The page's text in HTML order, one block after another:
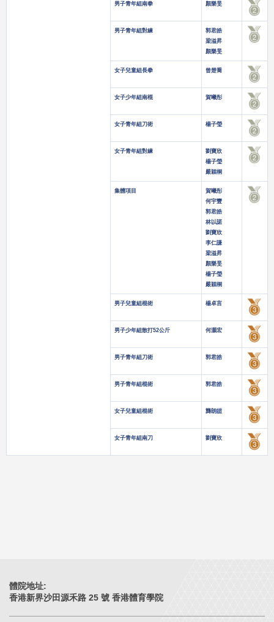
男子青年組南拳 顏樂旻
男子青年組對練
郭君皓
梁溢昇
顏樂旻
女子兒童組長拳 曾楚喬
女子少年組南棍 賀曦彤
女子青年組刀術 楊子瑩
女子青年組對練
劉寶欣
楊子瑩
嚴穎桐
集體項目
賀曦彤
何宇豐
郭君皓
林以諾
劉寶欣
李仁謙
梁溢昇
顏樂旻
楊子瑩
嚴穎桐
男子兒童組棍術 楊卓言
男子少年組散打52公斤 何灝宏
男子青年組刀術 郭君皓
男子青年組棍術 郭君皓
女子兒童組棍術 龔朗皚
女子青年組南刀 劉寶欣
體院地址:
香港新界沙田源禾路 25 號 香港體育學院